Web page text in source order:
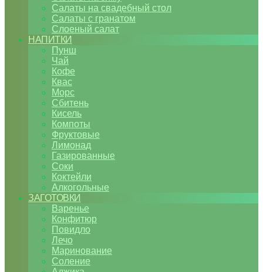
Салаты на свадебный стол
Салаты с гранатом
Слоеный салат
НАПИТКИ
Пунш
Чай
Кофе
Квас
Морс
Сбитень
Кисель
Компоты
Фруктовые
Лимонад
Газированные
Соки
Коктейли
Алкогольные
ЗАГОТОВКИ
Варенье
Конфитюр
Повидло
Лечо
Маринование
Соление